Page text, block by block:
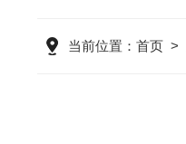
当前位置： 首页>